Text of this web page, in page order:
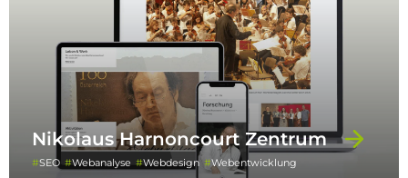
Nikolaus Harnoncourt Zentrum
SEO Webanalyse Webdesign Webentwicklung